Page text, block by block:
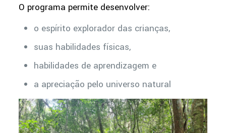
O programa permite desenvolver:
o espírito explorador das crianças,
suas habilidades físicas,
habilidades de aprendizagem e
a apreciação pelo universo natural